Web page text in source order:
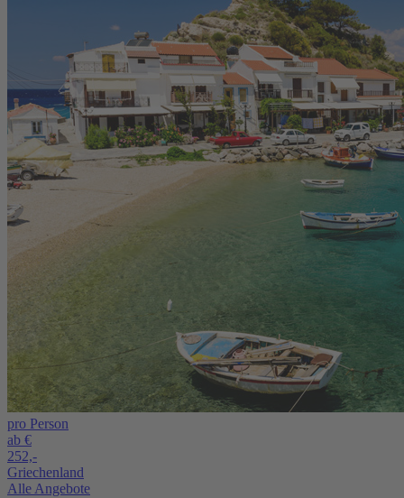
pro Person
ab €
252,-
Griechenland
Alle Angebote